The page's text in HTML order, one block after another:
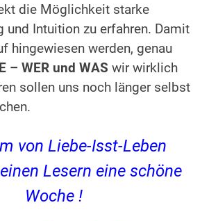
die Möglichkeit starke
und Intuition zu erfahren. Damit
hingewiesen werden, genau
– WER und WAS wir wirklich
sollen uns noch länger selbst
von Liebe-Isst-Leben
Lesern eine schöne
Woche !